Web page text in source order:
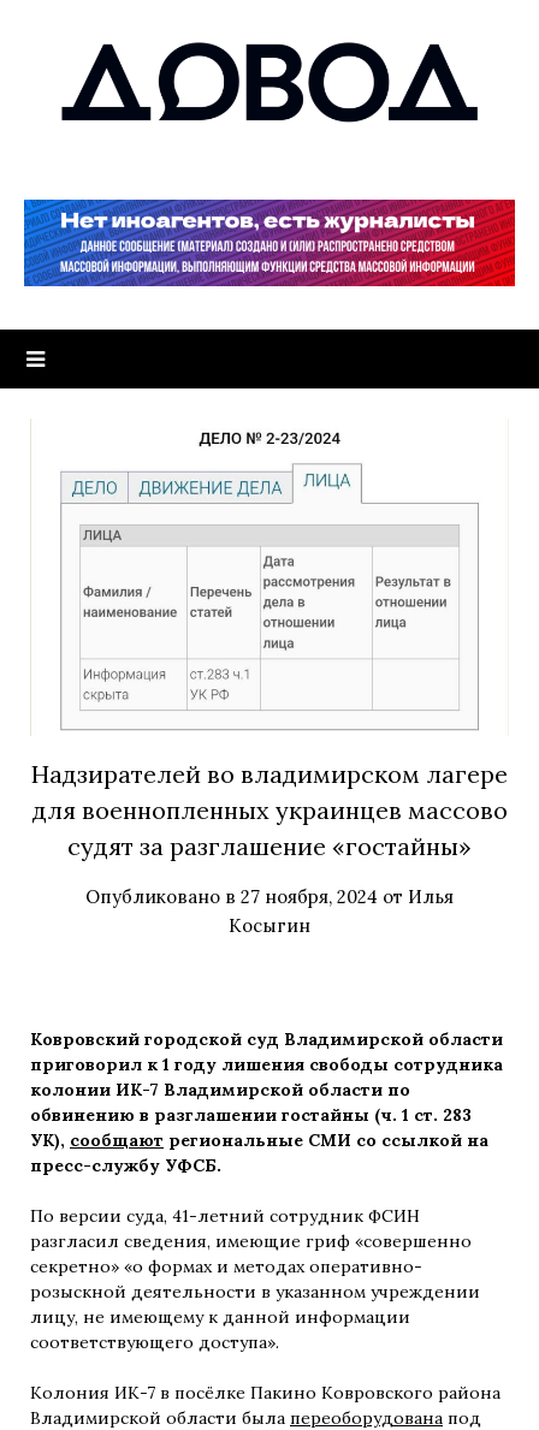
Надзирателей во владимирском лагере
для военнопленных украинцев массово
судят за разглашение «гостайны»
Опубликовано в 27 ноября, 2024 от Илья
Косыгин
Ковровский городской суд Владимирской области
приговорил к 1 году лишения свободы сотрудника
колонии ИК-7 Владимирской области по
обвинению в разглашении гостайны (ч. 1 ст. 283
УК), сообщают региональные СМИ со ссылкой на
пресс-службу УФСБ.
По версии суда, 41-летний сотрудник ФСИН
разгласил сведения, имеющие гриф «совершенно
секретно» «о формах и методах оперативно-
розыскной деятельности в указанном учреждении
лицу, не имеющему к данной информации
соответствующего доступа».
Колония ИК-7 в посёлке Пакино Ковровского района
Владимирской области была переоборудована под